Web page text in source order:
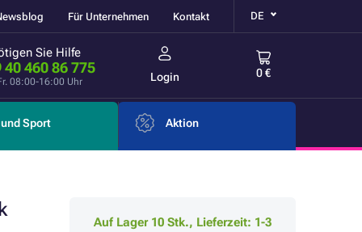
Für Unternehmen Kontakt DE
Sie Hilfe
40 460 86 775
08:00-16:00 Uhr Login 0 €
Sport Aktion
Auf Lager 10 Stk., Lieferzeit: 1-3